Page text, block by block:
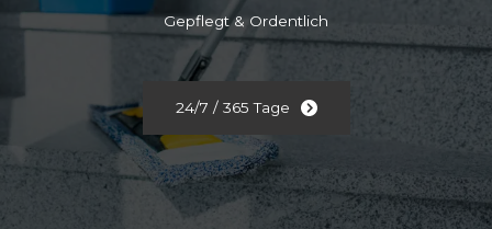
Gepflegt & Ordentlich
24/7 / 365 Tage